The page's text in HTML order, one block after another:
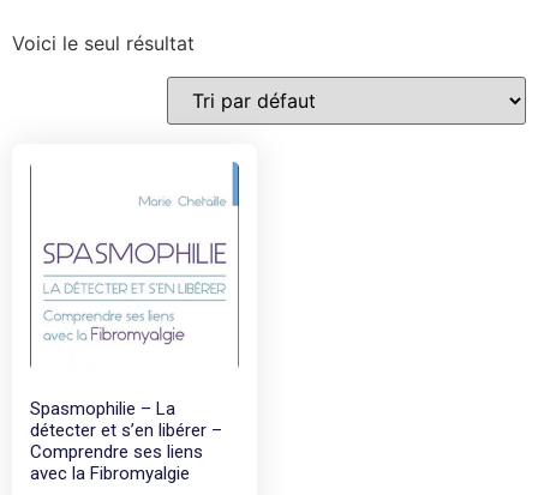
Voici le seul résultat
Spasmophilie – La
détecter et s’en libérer –
Comprendre ses liens
avec la Fibromyalgie